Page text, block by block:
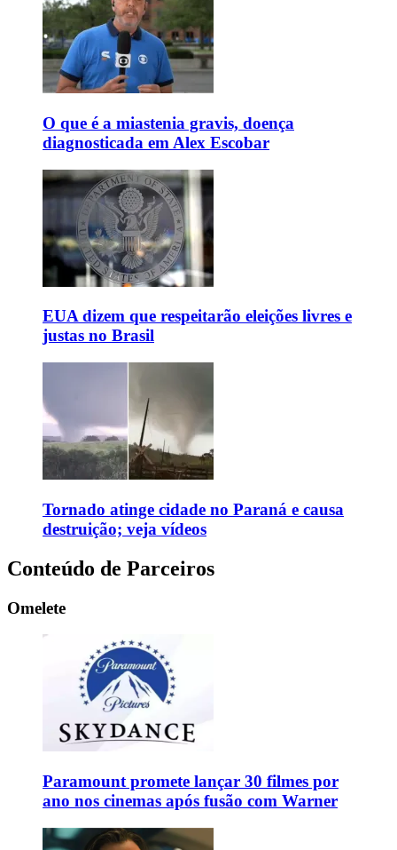
O que é a miastenia gravis, doença
diagnosticada em Alex Escobar
EUA dizem que respeitarão eleições livres e
justas no Brasil
Tornado atinge cidade no Paraná e causa
destruição; veja vídeos
Conteúdo de Parceiros
Omelete
Paramount promete lançar 30 filmes por
ano nos cinemas após fusão com Warner